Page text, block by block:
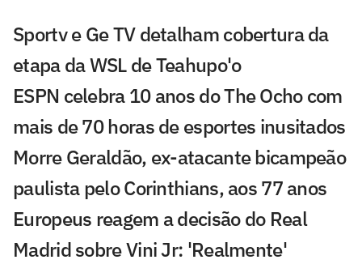
Sportv e Ge TV detalham cobertura da
etapa da WSL de Teahupo'o
ESPN celebra 10 anos do The Ocho com
mais de 70 horas de esportes inusitados
Morre Geraldão, ex-atacante bicampeão
paulista pelo Corinthians, aos 77 anos
Europeus reagem a decisão do Real
Madrid sobre Vini Jr: 'Realmente'